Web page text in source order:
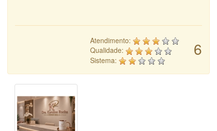
6
Atendimento:
Qualidade:
Sistema: